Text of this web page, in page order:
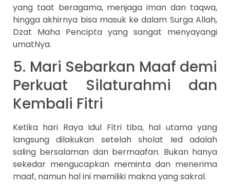
yang taat beragama, menjaga iman dan taqwa,
hingga akhirnya bisa masuk ke dalam Surga Allah,
Dzat Maha Pencipta yang sangat menyayangi
umatNya.
5. Mari Sebarkan Maaf demi
Perkuat Silaturahmi dan
Kembali Fitri
Ketika hari Raya Idul Fitri tiba, hal utama yang
langsung dilakukan setelah sholat Ied adalah
saling bersalaman dan bermaafan. Bukan hanya
sekedar mengucapkan meminta dan menerima
maaf, namun hal ini memiliki makna yang sakral.